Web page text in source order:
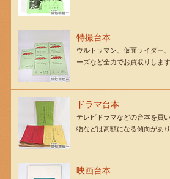
特撮台本
ウルトラマン、仮面ライダー
ーズなど全力でお買取りします
ドラマ台本
テレビドラマなどの台本を買
物などは高額になる傾向があり
映画台本